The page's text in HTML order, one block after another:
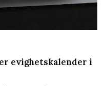
evighetskalender i